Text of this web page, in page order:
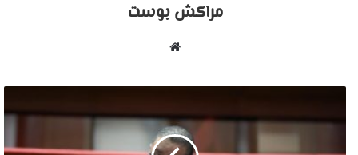
مراكش بوست